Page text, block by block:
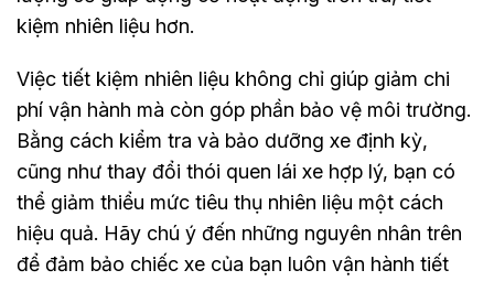
kiệm nhiên liệu hơn.
Việc tiết kiệm nhiên liệu không chỉ giúp giảm chi
phí vận hành mà còn góp phần bảo vệ môi trường.
Bằng cách kiểm tra và bảo dưỡng xe định kỳ,
cũng như thay đổi thói quen lái xe hợp lý, bạn có
thể giảm thiểu mức tiêu thụ nhiên liệu một cách
hiệu quả. Hãy chú ý đến những nguyên nhân trên
để đảm bảo chiếc xe của bạn luôn vận hành tiết